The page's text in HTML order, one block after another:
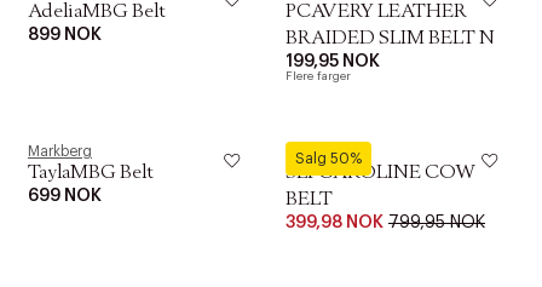
AdeliaMBG Belt
899 NOK
PCAVERY LEATHER
BRAIDED SLIM BELT N
199,95 NOK
Flere farger
Markberg
TaylaMBG Belt
699 NOK
Salg 50%
Selected
SLFCAROLINE COW
BELT
399,98 NOK 799,95 NOK